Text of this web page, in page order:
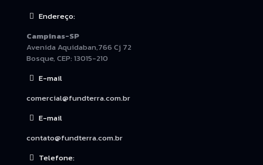
Endereço:
Campinas-SP
Avenida Aquidaban,766 Cj 72
Bosque, CEP: 13015-210
E-mail
comercial@fundterra.com.br
E-mail
contato@fundterra.com.br
Telefone: